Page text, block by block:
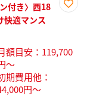
録
付き〉西18
適マンス
額目安：119,700
～
期費用他：
円～